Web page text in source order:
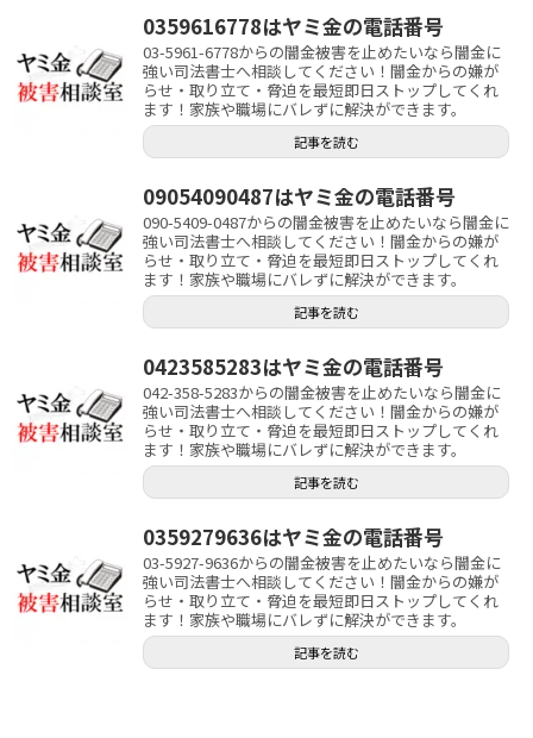
0359616778はヤミ金の電話番号
03-5961-6778からの闇金被害を止めたいなら闇金に
強い司法書士へ相談してください！闇金からの嫌が
らせ・取り立て・脅迫を最短即日ストップしてくれ
ます！家族や職場にバレずに解決ができます。
記事を読む
09054090487はヤミ金の電話番号
090-5409-0487からの闇金被害を止めたいなら闇金に
強い司法書士へ相談してください！闇金からの嫌が
らせ・取り立て・脅迫を最短即日ストップしてくれ
ます！家族や職場にバレずに解決ができます。
記事を読む
0423585283はヤミ金の電話番号
042-358-5283からの闇金被害を止めたいなら闇金に
強い司法書士へ相談してください！闇金からの嫌が
らせ・取り立て・脅迫を最短即日ストップしてくれ
ます！家族や職場にバレずに解決ができます。
記事を読む
0359279636はヤミ金の電話番号
03-5927-9636からの闇金被害を止めたいなら闇金に
強い司法書士へ相談してください！闇金からの嫌が
らせ・取り立て・脅迫を最短即日ストップしてくれ
ます！家族や職場にバレずに解決ができます。
記事を読む